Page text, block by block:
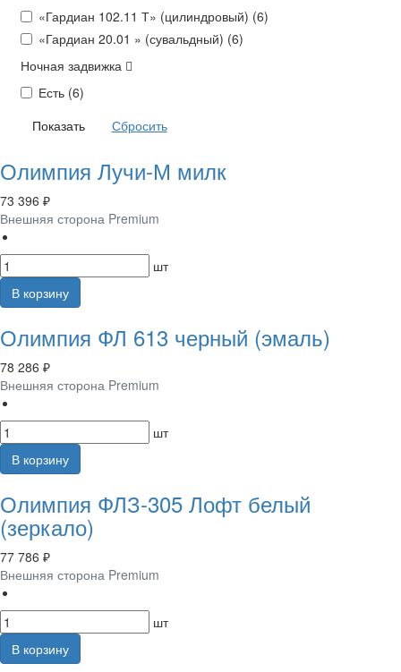
«Гардиан 102.11 Т» (цилиндровый) (6)
«Гардиан 20.01 » (сувальдный) (6)
Ночная задвижка
Есть (6)
Олимпия Лучи-М милк
73 396 ₽
Внешняя сторона Premium
шт
В корзину
Олимпия ФЛ 613 черный (эмаль)
78 286 ₽
Внешняя сторона Premium
шт
В корзину
Олимпия ФЛЗ-305 Лофт белый
(зеркало)
77 786 ₽
Внешняя сторона Premium
шт
В корзину